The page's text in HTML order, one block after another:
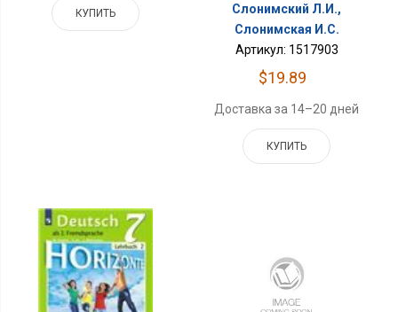
КУПИТЬ
Слонимский Л.И.,
Слонимская И.С.
Артикул: 1517903
$19.89
Доставка за 14–20 дней
КУПИТЬ